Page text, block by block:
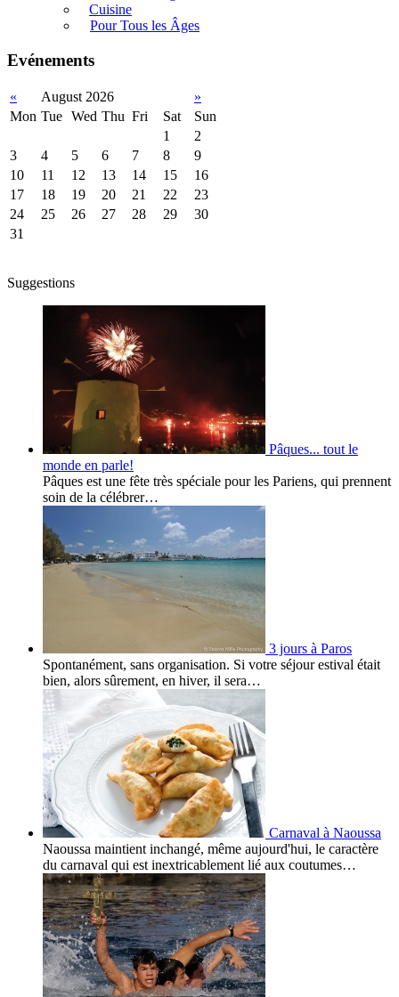
Cuisine
Pour Tous les Âges
Evénements
« August 2026
»
Mon Tue Wed Thu Fri Sat
Sun
1
2
3
4 5 6 7 8
9
10
11 12 13 14 15
16
17
18 19 20 21 22
23
24
25 26 27 28 29
30
31
Suggestions
Pâques... tout le
monde en parle!
Pâques est une fête très spéciale pour les Pariens, qui prennent
soin de la célébrer…
3 jours à Paros
Spontanément, sans organisation. Si votre séjour estival était
bien, alors sûrement, en hiver, il sera…
Carnaval à Naoussa
Naoussa maintient inchangé, même aujourd'hui, le caractère
du carnaval qui est inextricablement lié aux coutumes…